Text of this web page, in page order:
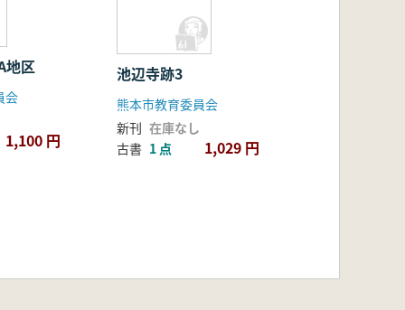
区
会
1,100 円
池辺寺跡3
熊本市教育委員会
新刊 在庫なし
古書 1 点 1,029 円